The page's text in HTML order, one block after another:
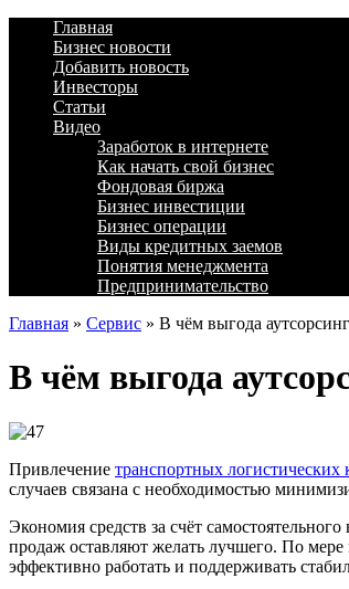
Главная
Бизнес новости
Добавить новость
Инвесторы
Статьи
Видео
Заработок в интернете
Как начать свой бизнес
Фондовая биржа
Бизнес инвестиции
Бизнес операции
Виды кредитных заемов
Понятия менеджмента
Предпринимательство
Главная » Сервис » В чём выгода
В чём выгода
Привлечение транспортных логистических
случаев связана с необходимостью
Экономия средств за счёт
продаж оставляют желать лучшего. По
эффективно работать и поддерживать